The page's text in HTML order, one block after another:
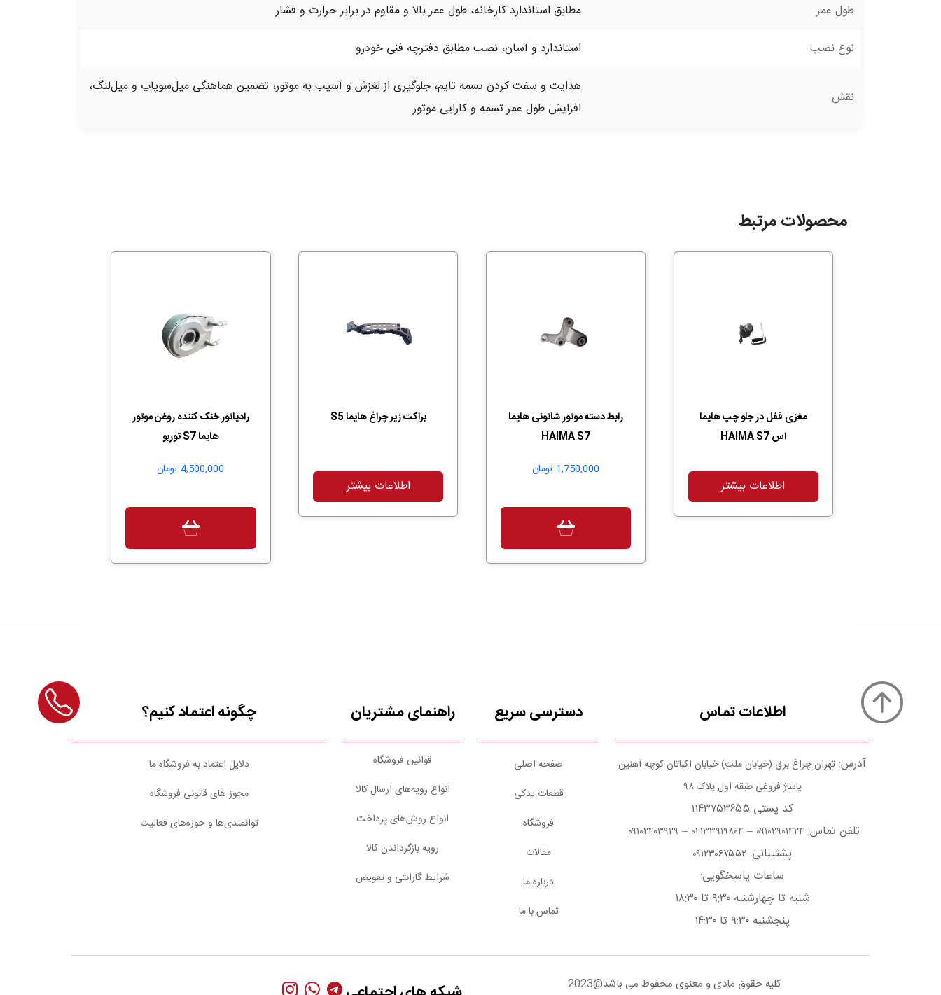
طول عمر
مطابق استاندارد کارخانه، طول عمر بالا و مقاوم در برابر حرارت و فشار
نوع نصب
استاندارد و آسان، نصب مطابق دفترچه فنی خودرو
نقش
هدایت و سفت کردن تسمه تایم، جلوگیری از لغزش و آسیب به موتور، تضمین هماهنگی میل‌سوپاپ و میل‌لنگ،
افزایش طول عمر تسمه و کارایی موتور
محصولات مرتبط
مغزی قفل در جلو چپ هایما
اس HAIMA S7
اطلاعات بیشتر
رابط دسته موتور شاتونی هایما
HAIMA S7
1,750,000 تومان
براکت زیر چراغ هایما S5
اطلاعات بیشتر
رادیاتور خنک کننده روغن موتور
هایما S7 توربو
4,500,000 تومان
اطلاعات تماس
آدرس: تهران چراغ برق (خیابان ملت) خیابان اکباتان کوچه آهنین
پاساژ فروغی طبقه اول پلاک ۹۸
کد پستی ۱۱۴۳۷۵۳۶۵۵
تلفن تماس: ۰۹۱۰۲۹۰۱۴۲۴ – ۰۲۱۳۳۹۱۹۸۰۴ – ۰۹۱۰۲۴۰۳۹۲۹
پشتیبانی: ۰۹۱۲۳۰۶۷۵۵۲
ساعات پاسخگویی:
شنبه تا چهارشنبه ۹:۳۰ تا ۱۸:۳۰
پنجشنبه ۹:۳۰ تا ۱۴:۳۰
دسترسی سریع
صفحه اصلی
قطعات یدکی
فروشگاه
مقالات
درباره ما
تماس با ما
راهنمای مشتریان
قوانین فروشگاه
انواع رویه‌های ارسال کالا
انواع روش‌های پرداخت
رویه بازگرداندن کالا
شرایط گارانتی و تعویض
چگونه اعتماد کنیم؟
دلایل اعتماد به فروشگاه ما
مجوز های قانونی فروشگاه
توانمندی‌ها و حوزه‌های فعالیت
کلیه حقوق مادی و معنوی محفوط می باشد@2023